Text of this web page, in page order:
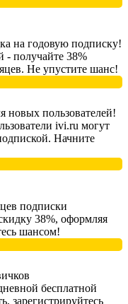
на годовую подписку!
- получайте 38%
Не упустите шанс!
новых пользователей!
ivi.ru могут
Начните
подписки
38%, оформляя
шансом!
бесплатной
зарегистрируйтесь